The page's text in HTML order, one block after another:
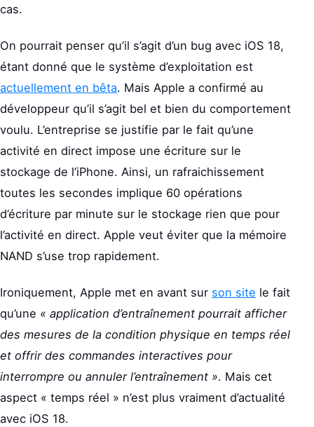
cas.
On pourrait penser qu’il s’agit d’un bug avec iOS 18,
étant donné que le système d’exploitation est
actuellement en bêta. Mais Apple a confirmé au
développeur qu’il s’agit bel et bien du comportement
voulu. L’entreprise se justifie par le fait qu’une
activité en direct impose une écriture sur le
stockage de l’iPhone. Ainsi, un rafraichissement
toutes les secondes implique 60 opérations
d’écriture par minute sur le stockage rien que pour
l’activité en direct. Apple veut éviter que la mémoire
NAND s’use trop rapidement.
Ironiquement, Apple met en avant sur son site le fait
qu’une « application d’entraînement pourrait afficher
des mesures de la condition physique en temps réel
et offrir des commandes interactives pour
interrompre ou annuler l’entraînement ». Mais cet
aspect « temps réel » n’est plus vraiment d’actualité
avec iOS 18.